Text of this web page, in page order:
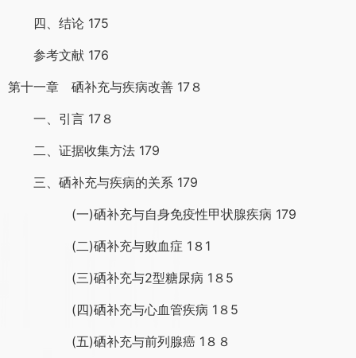
四、结论 175
参考文献 176
第十一章 硒补充与疾病改善 17８
一、引言 17８
二、证据收集方法 179
三、硒补充与疾病的关系 179
(一)硒补充与自身免疫性甲状腺疾病 179
(二)硒补充与败血症 1８1
(三)硒补充与2型糖尿病 1８5
(四)硒补充与心血管疾病 1８5
(五)硒补充与前列腺癌 1８８